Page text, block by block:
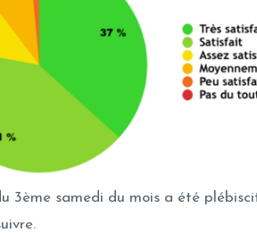
3ème samedi du mois a été